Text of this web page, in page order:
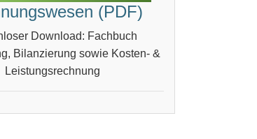
(PDF)
Download: Fachbuch
Bilanzierung sowie Kosten- &
Leistungsrechnung